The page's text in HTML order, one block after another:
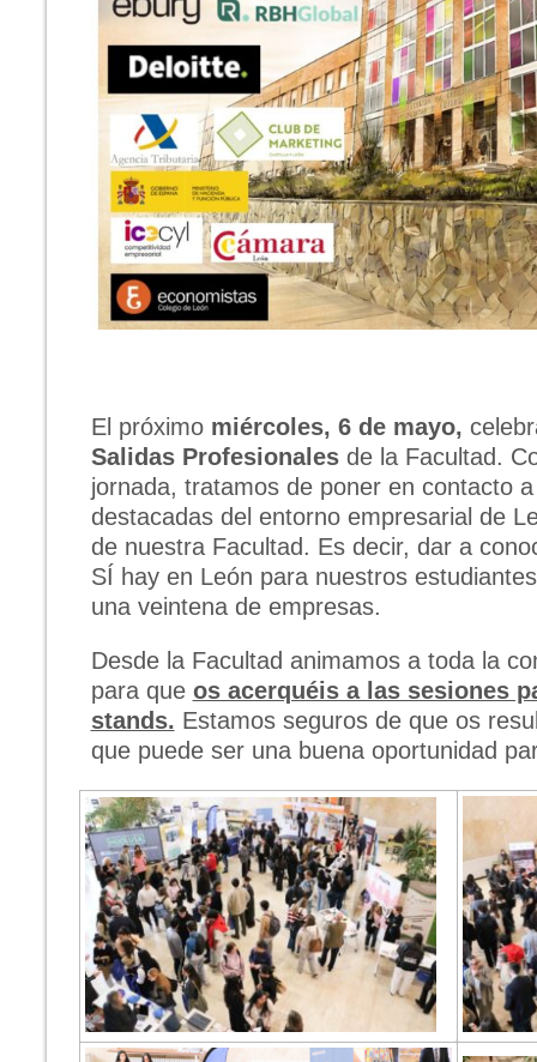
El próximo miércoles, 6 de mayo,
Salidas Profesionalesde la Facultad.
jornada, tratamos de poner en contacto
destacadas del entorno empresarial de
de nuestra Facultad. Es decir, dar a
SÍ hay en León para nuestros
una veintena de empresas.
Desde la Facultad animamos a toda la
para que os acerquéis a las sesiones
stands. Estamos seguros de que os
que puede ser una buena oportunidad